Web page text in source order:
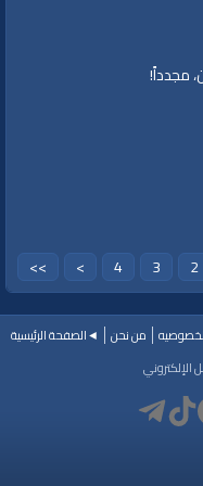
مجدداً!
2
3
4
>
>>
من نحن
◄الصفحة الرئيسية
الإلكتروني